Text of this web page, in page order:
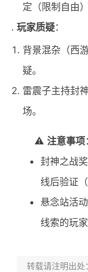
定（限制自由
玩家质疑：
背景混杂（西
疑。
雷震子主持封
场。
⚠️ 注意事项：
封神之战
线后验证
悬念站活
线索的玩
转载请注明出处